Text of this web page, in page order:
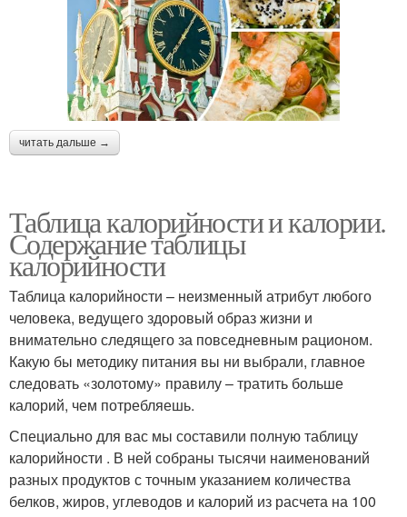
читать дальше →
Таблица калорийности и калории.
Содержание таблицы
калорийности
Таблица калорийности – неизменный атрибут любого
человека, ведущего здоровый образ жизни и
внимательно следящего за повседневным рационом.
Какую бы методику питания вы ни выбрали, главное
следовать «золотому» правилу – тратить больше
калорий, чем потребляешь.
Специально для вас мы составили полную таблицу
калорийности . В ней собраны тысячи наименований
разных продуктов с точным указанием количества
белков, жиров, углеводов и калорий из расчета на 100